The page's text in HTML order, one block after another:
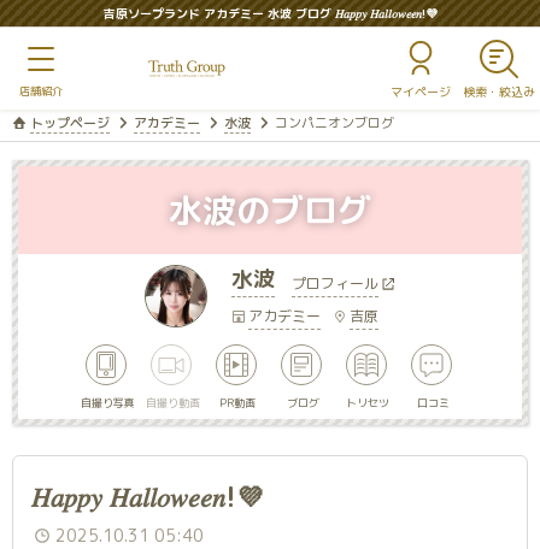
吉原ソープランド アカデミー 水波 ブログ 𝐻𝑎𝑝𝑝𝑦 𝐻𝑎𝑙𝑙𝑜𝑤𝑒𝑒𝑛!💜
マイページ
トップページ アカデミー 水波 コンパニオンブログ
水波
プロフィール
アカデミー
吉原
自撮り写真 自撮り動画 PR動画 ブログ トリセツ 口コミ
水波のブログ
𝐻𝑎𝑝𝑝𝑦 𝐻𝑎𝑙𝑙𝑜𝑤𝑒𝑒𝑛!💜
2025.10.31 05:40